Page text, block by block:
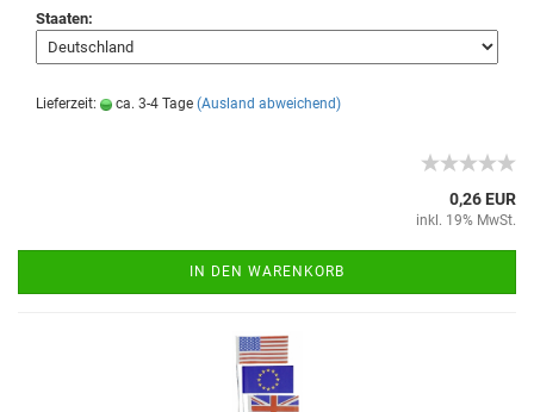
Staaten:
Lieferzeit: ca. 3-4 Tage (Ausland abweichend)
0,26 EUR
inkl. 19% MwSt.
IN DEN WARENKORB